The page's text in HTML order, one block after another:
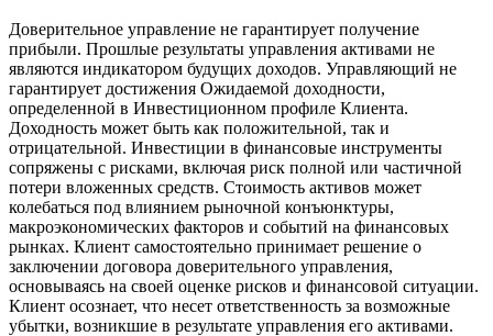
Доверительное управление не гарантирует получение
прибыли. Прошлые результаты управления активами не
являются индикатором будущих доходов. Управляющий не
гарантирует достижения Ожидаемой доходности,
определенной в Инвестиционном профиле Клиента.
Доходность может быть как положительной, так и
отрицательной. Инвестиции в финансовые инструменты
сопряжены с рисками, включая риск полной или частичной
потери вложенных средств. Стоимость активов может
колебаться под влиянием рыночной конъюнктуры,
макроэкономических факторов и событий на финансовых
рынках. Клиент самостоятельно принимает решение о
заключении договора доверительного управления,
основываясь на своей оценке рисков и финансовой ситуации.
Клиент осознает, что несет ответственность за возможные
убытки, возникшие в результате управления его активами.